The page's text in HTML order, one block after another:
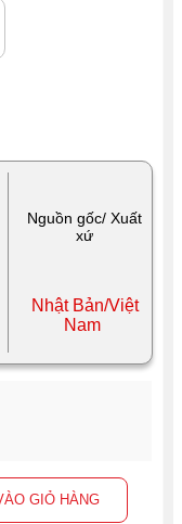
Nguồn gốc/ Xuất
xứ
Nhật Bản/Việt
Nam
GIỎ HÀNG